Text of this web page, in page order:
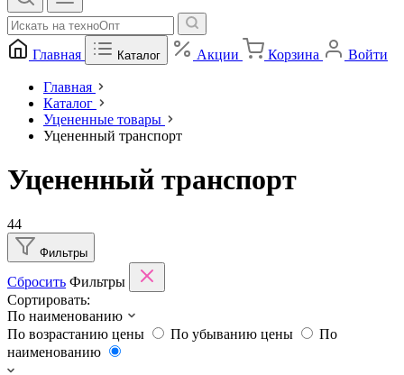
Главная Каталог Акции Корзина Войти
Главная
Каталог
Уцененные товары
Уцененный транспорт
Уцененный транспорт
44
Фильтры
Сбросить Фильтры
Сортировать:
По наименованию
По возрастанию цены
По убыванию цены
По
наименованию